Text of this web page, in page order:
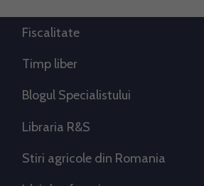
Fiscalitate
Timp liber
Blogul Specialistului
Libraria R&S
Stiri agricole din Romania